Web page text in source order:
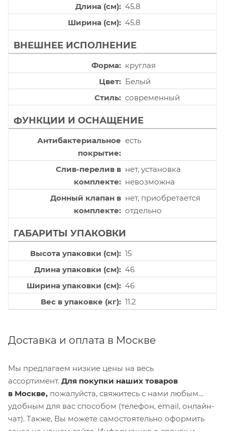
Длина (см)
45.8
Ширина (см)
45.8
ВНЕШНЕЕ ИСПОЛНЕНИЕ
Форма
круглая
Цвет
Белый
Стиль
современный
ФУНКЦИИ И ОСНАЩЕНИЕ
Антибактериальное
покрытие
есть
Слив-перелив в
комплекте
нет, установка
невозможна
Донный клапан в
комплекте
нет, приобретается
отдельно
ГАБАРИТЫ УПАКОВКИ
Высота упаковки (см)
15
Длина упаковки (см)
46
Ширина упаковки (см)
46
Вес в упаковке (кг)
11.2
Доставка и оплата в Москве
Мы предлагаем низкие цены на весь
ассортимент. Для покупки наших товаров
в Москве, пожалуйста, свяжитесь с нами любым
удобным для вас способом (телефон, email, онлайн-
чат). Также, Вы можете самостоятельно оформить
заказ на нашем сайте. Информацию о сроках и